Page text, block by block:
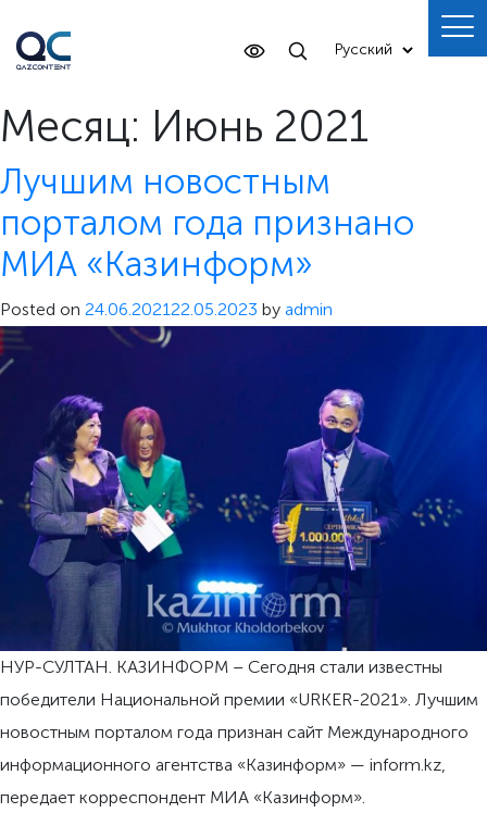
Месяц: Июнь 2021
Лучшим новостным
порталом года признано
МИА «Казинформ»
Posted on 24.06.202122.05.2023 by admin
НУР-СУЛТАН. КАЗИНФОРМ – Сегодня стали известны
победители Национальной премии «URKER-2021». Лучшим
новостным порталом года признан сайт Международного
информационного агентства «Казинформ» — inform.kz,
передает корреспондент МИА «Казинформ».